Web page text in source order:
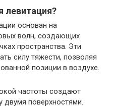
левитация?
основан на
волн, создающих
пространства. Эти
силу тяжести, позволяя
позиции в воздухе.
частоты создают
поверхностями.